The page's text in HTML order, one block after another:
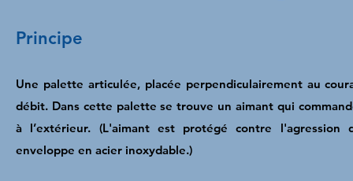
Principe
Une palette articulée, placée perpendiculairement au
débit. Dans cette palette se trouve un aimant qui
à l’extérieur. (L'aimant est protégé contre l'agression
enveloppe en acier inoxydable.)